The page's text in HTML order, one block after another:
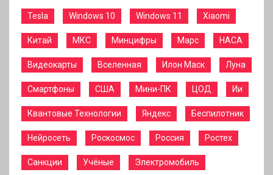
Tesla Windows 10 Windows 11 Xiaomi
Китай МКС Минцифры Марс НАСА
Видеокарты Вселенная Илон Маск Луна
Смартфоны США Мини-ПК ЦОД Ии
Квантовые Технологии Яндекс Беспилотник
Нейросеть Роскосмос Россия Ростех
Санкции Учёные Электромобиль